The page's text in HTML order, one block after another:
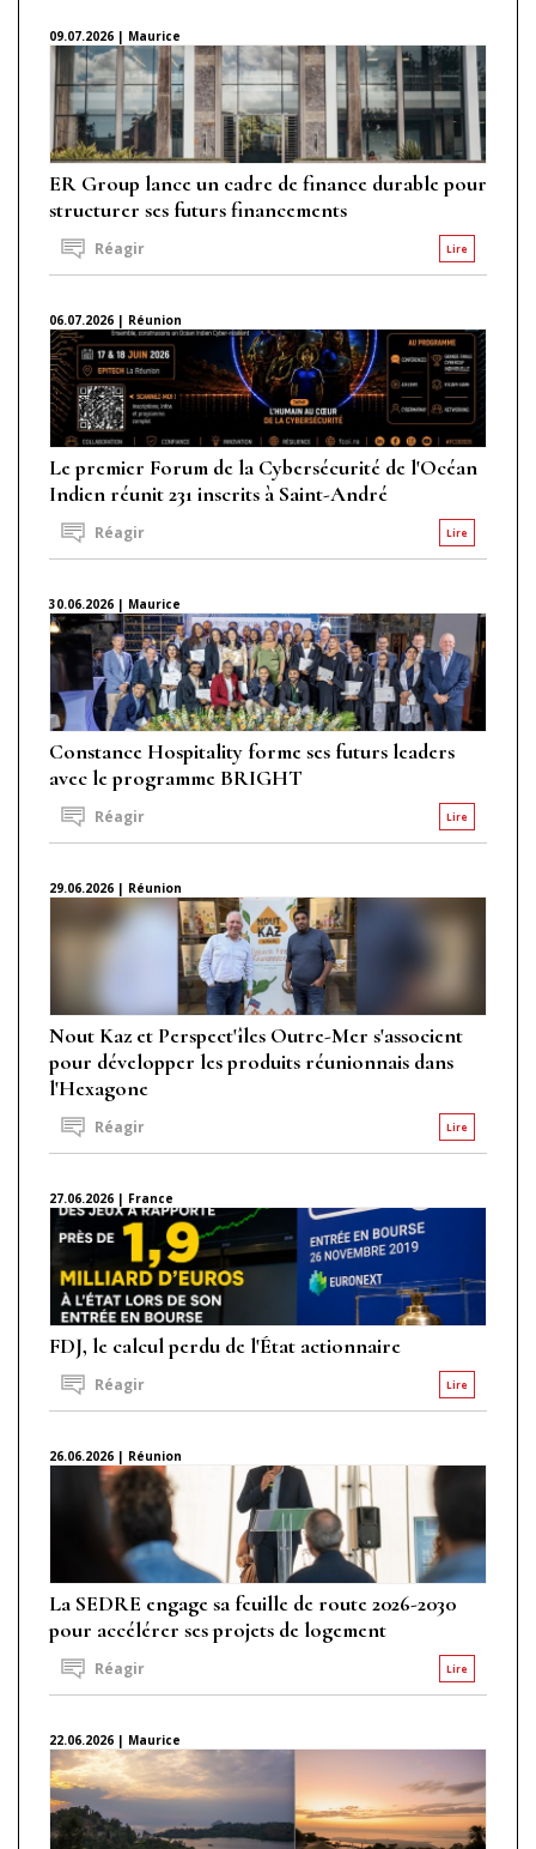
09.07.2026 | Maurice
ER Group lance un cadre de finance durable pour
structurer ses futurs financements
Lire
Réagir
06.07.2026 | Réunion
Le premier Forum de la Cybersécurité de l'Océan
Indien réunit 231 inscrits à Saint-André
Lire
Réagir
30.06.2026 | Maurice
Constance Hospitality forme ses futurs leaders
avec le programme BRIGHT
Lire
Réagir
29.06.2026 | Réunion
Nout Kaz et Perspect'îles Outre-Mer s'associent
pour développer les produits réunionnais dans
l'Hexagone
Lire
Réagir
27.06.2026 | France
FDJ, le calcul perdu de l'État actionnaire
Lire
Réagir
26.06.2026 | Réunion
La SEDRE engage sa feuille de route 2026-2030
pour accélérer ses projets de logement
Lire
Réagir
22.06.2026 | Maurice